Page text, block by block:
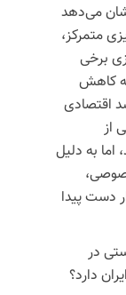
می‌دهد
متمرکز،
برخی
کاهش
اقتصادی
از
به دلیل
دست پیدا
در
دارد؟